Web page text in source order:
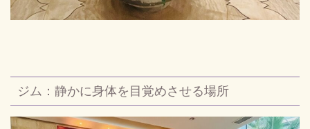
ジム：静かに身体を目覚めさせる場所